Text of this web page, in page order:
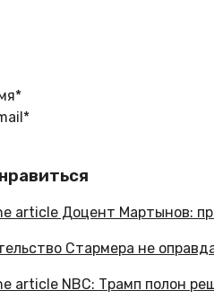
Стармера не